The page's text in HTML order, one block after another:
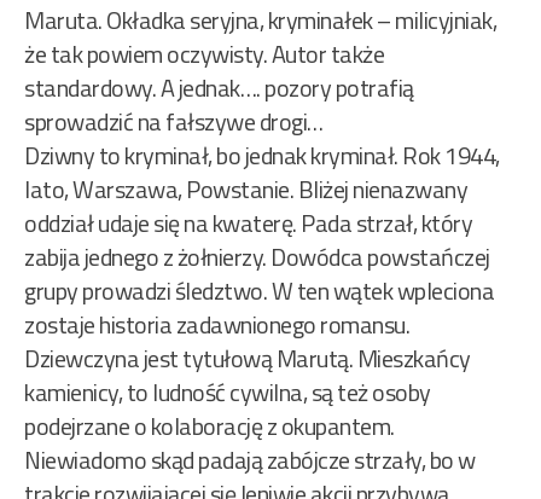
Maruta. Okładka seryjna, kryminałek – milicyjniak,
że tak powiem oczywisty. Autor także
standardowy. A jednak…. pozory potrafią
sprowadzić na fałszywe drogi…
Dziwny to kryminał, bo jednak kryminał. Rok 1944,
lato, Warszawa, Powstanie. Bliżej nienazwany
oddział udaje się na kwaterę. Pada strzał, który
zabija jednego z żołnierzy. Dowódca powstańczej
grupy prowadzi śledztwo. W ten wątek wpleciona
zostaje historia zadawnionego romansu.
Dziewczyna jest tytułową Marutą. Mieszkańcy
kamienicy, to ludność cywilna, są też osoby
podejrzane o kolaborację z okupantem.
Niewiadomo skąd padają zabójcze strzały, bo w